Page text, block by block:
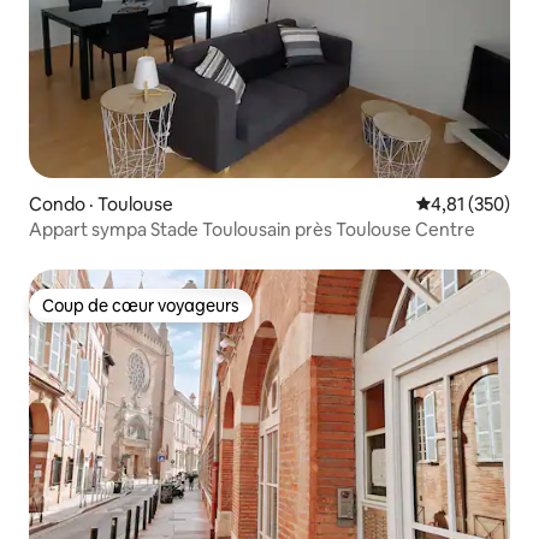
Condo · Toulouse Note
4,81 (350)
Appart sympa Stade Toulousain près Toulouse Centre
Coup de cœur voyageurs
Coup de cœur voyageurs